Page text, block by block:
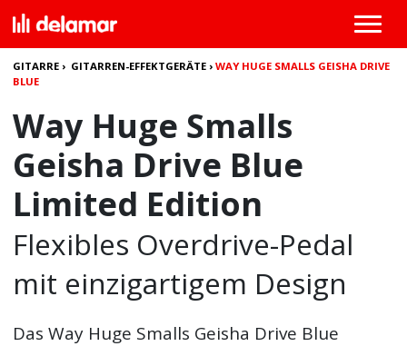
GITARRE › GITARREN-EFFEKTGERÄTE ›WAY HUGE SMALLS GEISHA DRIVE
BLUE
Way Huge Smalls
Geisha Drive Blue
Limited Edition
Flexibles Overdrive-Pedal
mit einzigartigem Design
DasWay Huge Smalls Geisha Drive Blue